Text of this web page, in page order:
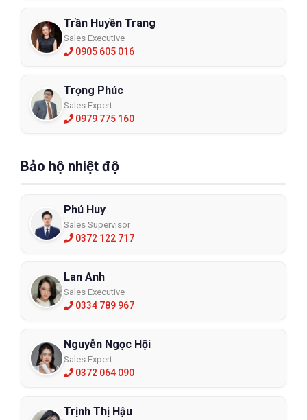
Trần Huyền Trang
Sales Executive
0905 605 016
Trọng Phúc
Sales Expert
0979 775 160
Bảo hộ nhiệt độ
Phú Huy
Sales Supervisor
0372 122 717
Lan Anh
Sales Executive
0334 789 967
Nguyễn Ngọc Hội
Sales Expert
0372 064 090
Trịnh Thị Hậu